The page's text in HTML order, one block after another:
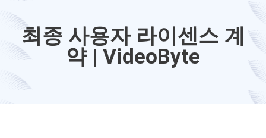
BD-DVD 리퍼
가게
최종 사용자 라이센스 계
약 | VideoByte